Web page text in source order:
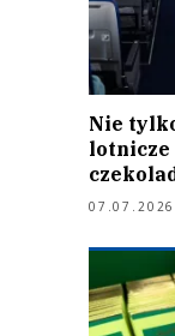
Nie
lotnicze